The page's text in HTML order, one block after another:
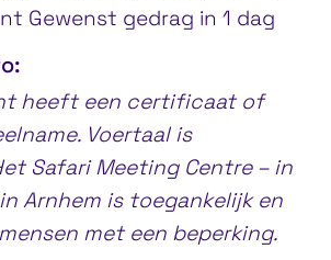
Gewenst gedrag in 1 dag
heeft een certificaat of
Voertaal is
Safari Meeting Centre – in
Arnhem is toegankelijk en
met een beperking.